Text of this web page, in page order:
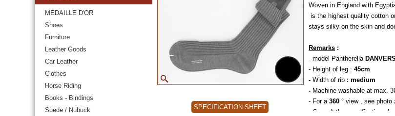
MEDAILLE D'OR
Shoes
Furniture
Leather Goods
Car Leather
Clothes
Horse Riding
Books - Bindings
Suede / Nubuck
SPECIFICATION SHEET
Woven in England with
is the highest quality cotton
stays silky on the skin and
Remarks :
- model Pantherella
- Height of leg : 45cm
- Width of rib : medium
- Machine-washable at max.
- For a 360 ° view , see photo
- Consult the specification